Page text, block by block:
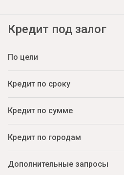
Кредит под залог
По цели
Кредит по сроку
Кредит по сумме
Кредит по городам
Дополнительные запросы